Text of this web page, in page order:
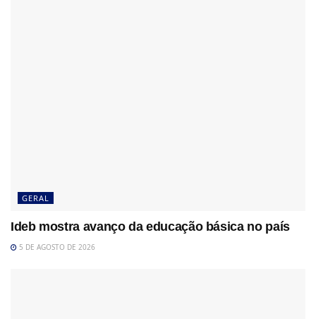
GERAL
Ideb mostra avanço da educação básica no país
5 DE AGOSTO DE 2026